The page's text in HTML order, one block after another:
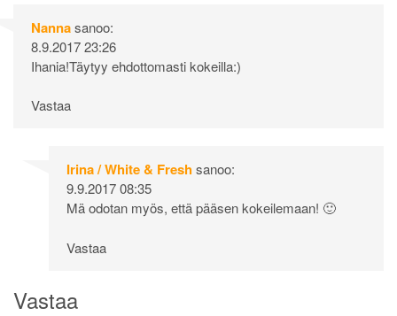
Nannasanoo:
8.9.2017 23:26
Ihania!Täytyy ehdottomasti kokeilla:)
Vastaa
Irina / White & Freshsanoo:
9.9.2017 08:35
Mä odotan myös, että pääsen kokeilemaan! 🙂
Vastaa
Vastaa